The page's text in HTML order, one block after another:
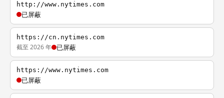
http://www.nytimes.com
已屏蔽
https://cn.nytimes.com
截至 2026 年 已屏蔽
https://www.nytimes.com
已屏蔽